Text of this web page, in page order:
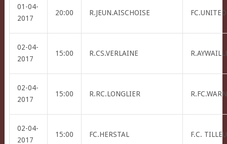
01-04-
2017
20:00 R.JEUN.AISCHOISE
02-04-
2017
15:00 R.CS.VERLAINE
02-04-
2017
15:00 R.RC.LONGLIER
02-04-
2017
15:00 FC.HERSTAL F.C.